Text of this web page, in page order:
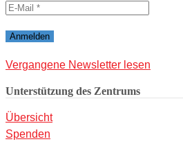
Vergangene Newsletter lesen
Unterstützung des Zentrums
Übersicht
Spenden